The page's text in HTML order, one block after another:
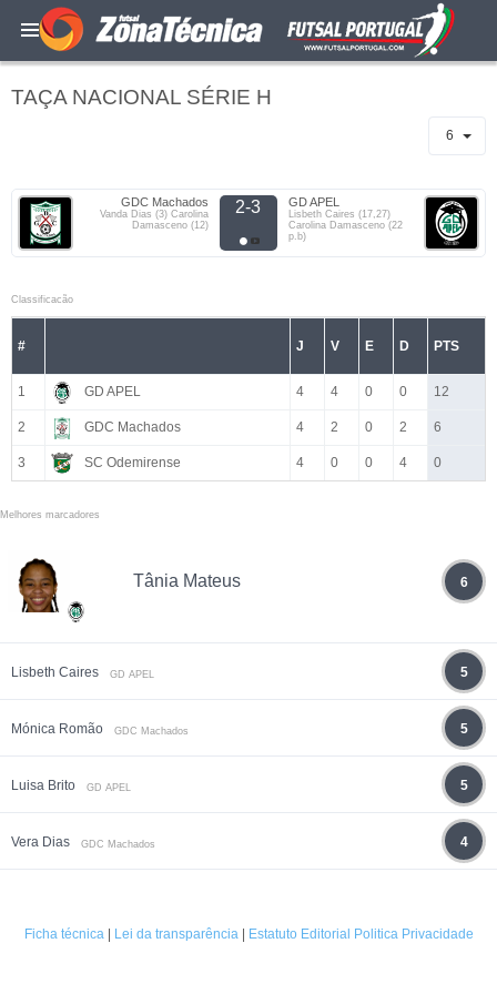
TAÇA NACIONAL SÉRIE H
6
GDC Machados
Vanda Dias (3) Carolina
Damasceno (12)
2-3 GD APEL
Lisbeth Caires (17,27)
Carolina Damasceno (22
p.b)
Classificacão
# J V E D PTS
1 GD APEL 4 4 0 0 12
2 GDC Machados 4 2 0 2 6
3 SC Odemirense 4 0 0 4 0
Melhores marcadores
Tânia Mateus 6
Lisbeth Caires GD APEL 5
Mónica Romão GDC Machados 5
Luisa Brito GD APEL 5
Vera Dias GDC Machados 4
Ficha técnica| Lei da transparência| Estatuto Editorial Politica Privacidade